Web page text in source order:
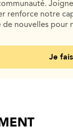
renforce notre
nouvelles pour
Je